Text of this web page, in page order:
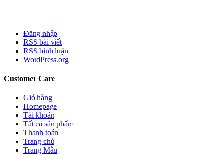
Đăng nhập
RSS bài viết
RSS bình luận
WordPress.org
Customer Care
Giỏ hàng
Homepage
Tài khoản
Tất cả sản phẩm
Thanh toán
Trang chủ
Trang Mẫu